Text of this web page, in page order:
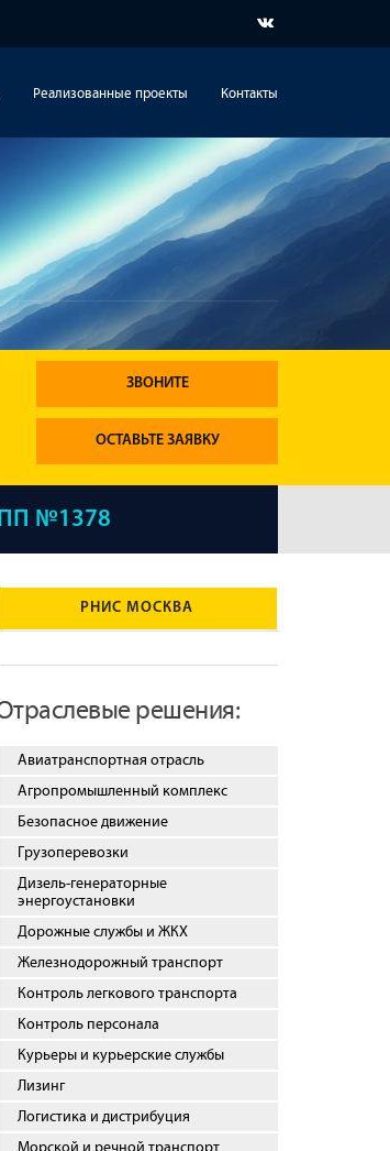
Реализованные проекты Контакты
ЗВОНИТЕ
ОСТАВЬТЕ ЗАЯВКУ
ПП №1378
РНИС МОСКВА
решения:
Авиатранспортная отрасль
Агропромышленный комплекс
Безопасное движение
Грузоперевозки
Дизель-генераторные
энергоустановки
Дорожные службы и ЖКХ
Железнодорожный транспорт
Контроль легкового транспорта
Контроль персонала
Курьеры и курьерские службы
Лизинг
Логистика и дистрибуция